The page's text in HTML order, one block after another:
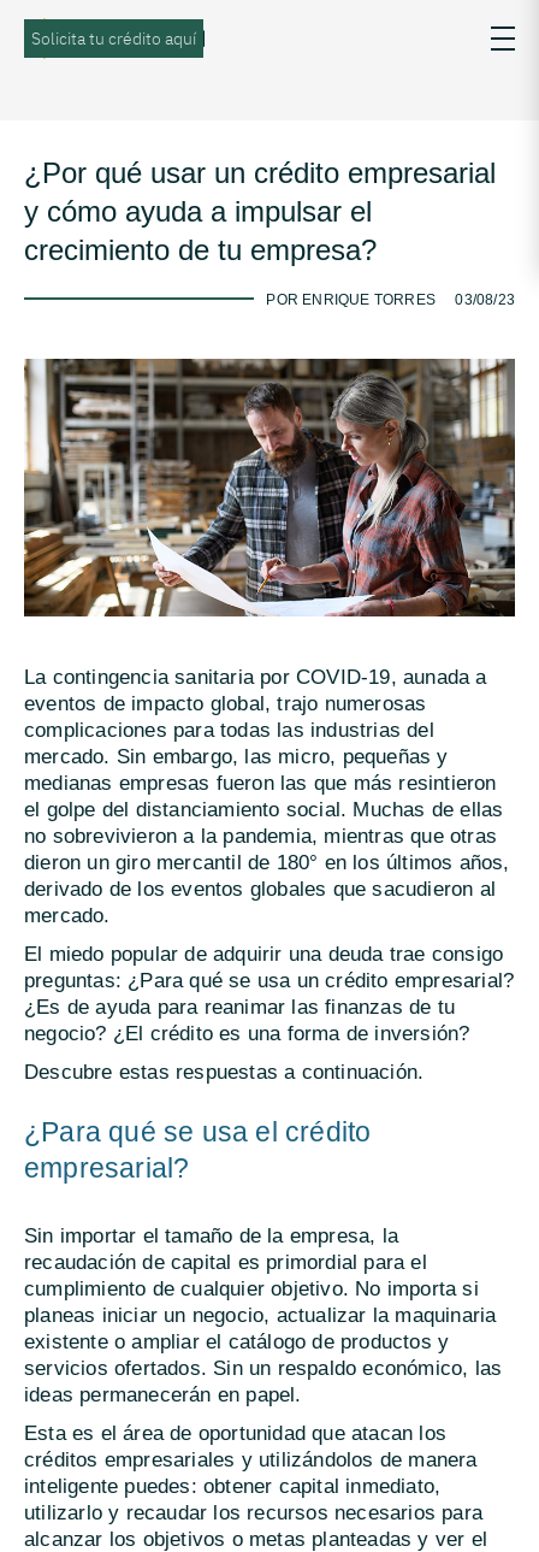
Solicita tu crédito aquí
¿Por qué usar un crédito empresarial
y cómo ayuda a impulsar el
crecimiento de tu empresa?
-
POR ENRIQUE TORRES 03/08/23
La contingencia sanitaria por COVID-19, aunada a
eventos de impacto global, trajo numerosas
complicaciones para todas las industrias del
mercado. Sin embargo, las micro, pequeñas y
medianas empresas fueron las que más resintieron
el golpe del distanciamiento social. Muchas de ellas
no sobrevivieron a la pandemia, mientras que otras
dieron un giro mercantil de 180° en los últimos años,
derivado de los eventos globales que sacudieron al
mercado.
El miedo popular de adquirir una deuda trae consigo
preguntas: ¿Para qué se usa un crédito empresarial?
¿Es de ayuda para reanimar las finanzas de tu
negocio? ¿El crédito es una forma de inversión?
Descubre estas respuestas a continuación.
¿Para qué se usa el crédito
empresarial?
Sin importar el tamaño de la empresa, la
recaudación de capital es primordial para el
cumplimiento de cualquier objetivo. No importa si
planeas iniciar un negocio, actualizar la maquinaria
existente o ampliar el catálogo de productos y
servicios ofertados. Sin un respaldo económico, las
ideas permanecerán en papel.
Esta es el área de oportunidad que atacan los
créditos empresariales y utilizándolos de manera
inteligente puedes: obtener capital inmediato,
utilizarlo y recaudar los recursos necesarios para
alcanzar los objetivos o metas planteadas y ver el